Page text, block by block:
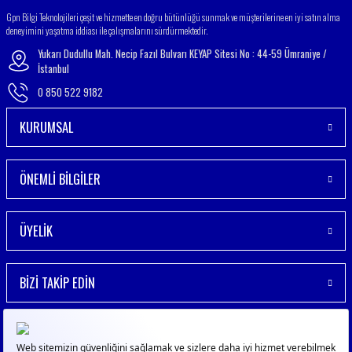
Gpn Bilgi Teknolojileri çeşit ve hizmette en doğru bütünlüğü sunmak ve müşterilerine en iyi satın alma
deneyimini yaşatma iddiası ile çalışmalarını sürdürmektedir.
Yukarı Dudullu Mah. Necip Fazıl Bulvarı KEYAP Sitesi No : 44-59 Ümraniye /
İstanbul
0 850 522 9182
KURUMSAL
ÖNEMLİ BİLGİLER
ÜYELİK
BİZİ TAKİP EDİN